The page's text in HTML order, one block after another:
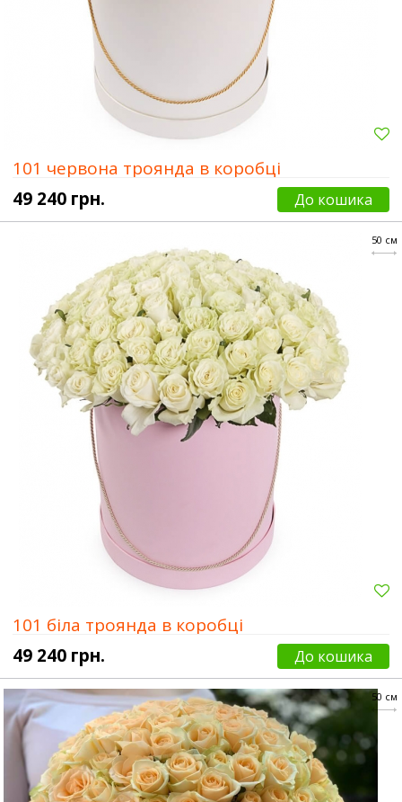
101 червона троянда в коробці
49 240 грн.
До кошика
50 см
101 біла троянда в коробці
49 240 грн.
До кошика
50 см